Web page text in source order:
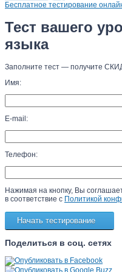
Бесплатное тестирование
Тест вашего
языка
Заполните тест — получите
Имя:
E-mail:
Телефон:
Нажимая на кнопку, Вы
в соответствие с Политикой
Поделиться в соц. сетях